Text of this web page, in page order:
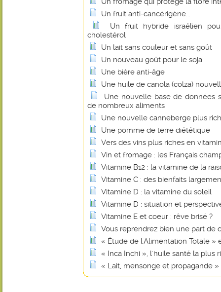
Un fruit anti-cancérigène...
Un fruit hybride israélien
cholestérol
Un lait sans couleur et sans goût
Un nouveau goût pour le soja
Une bière anti-âge
Une huile de canola (colza)
Une nouvelle base de données
de nombreux aliments
Une nouvelle canneberge plus
Une pomme de terre diététique
Vers des vins plus riches en
Vin et fromage : les Français
Vitamine B12 : la vitamine de la
Vitamine C : des bienfaits
Vitamine D : la vitamine du soleil
Vitamine D : situation et
Vitamine E et coeur : rêve brisé ?
Vous reprendrez bien une part de
« Étude de l'Alimentation Totale »
« Inca Inchi », l'huile santé la plus
« Lait, mensonge et propagande »